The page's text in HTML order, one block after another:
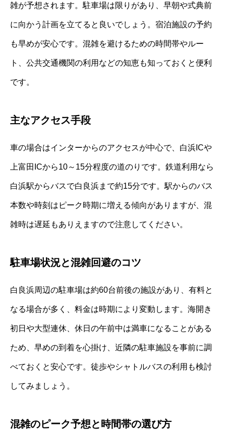
雑が予想されます。駐車場は限りがあり、早朝や式典前
に向かう計画を立てると良いでしょう。宿泊施設の予約
も早めが安心です。混雑を避けるための時間帯やルー
ト、公共交通機関の利用などの知恵も知っておくと便利
です。
主なアクセス手段
車の場合はインターからのアクセスが中心で、白浜ICや
上富田ICから10～15分程度の道のりです。鉄道利用なら
白浜駅からバスで白良浜まで約15分です。駅からのバス
本数や時刻はピーク時期に増える傾向がありますが、混
雑時は遅延もありえますので注意してください。
駐車場状況と混雑回避のコツ
白良浜周辺の駐車場は約60台前後の施設があり、有料と
なる場合が多く、料金は時期により変動します。海開き
初日や大型連休、休日の午前中は満車になることがある
ため、早めの到着を心掛け、近隣の駐車施設を事前に調
べておくと安心です。徒歩やシャトルバスの利用も検討
してみましょう。
混雑のピーク予想と時間帯の選び方